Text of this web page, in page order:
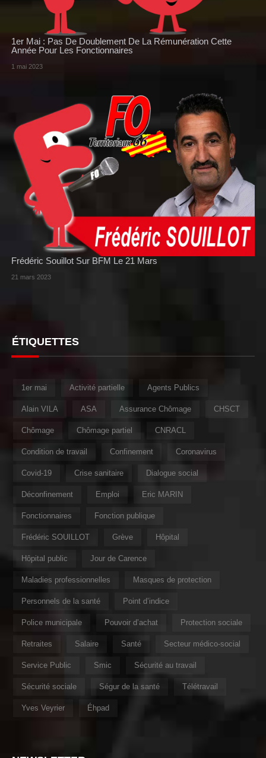
1er Mai : Pas De Doublement De La Rémunération Cette
Année Pour Les Fonctionnaires
1 mai 2023
Frédéric Souillot Sur BFM Le 21 Mars
21 mars 2023
ÉTIQUETTES
1er mai Activité partielle Agents Publics
Alain VILA ASA Assurance Chômage CHSCT
Chômage Chômage partiel CNRACL
Condition de travail Confinement Coronavirus
Covid-19 Crise sanitaire Dialogue social
Déconfinement Emploi Eric MARIN
Fonctionnaires Fonction publique
Frédéric SOUILLOT Grève Hôpital
Hôpital public Jour de Carence
Maladies professionnelles Masques de protection
Personnels de la santé Point d’indice
Police municipale Pouvoir d’achat Protection sociale
Retraites Salaire Santé Secteur médico-social
Service Public Smic Sécurité au travail
Sécurité sociale Ségur de la santé Télétravail
Yves Veyrier Éhpad